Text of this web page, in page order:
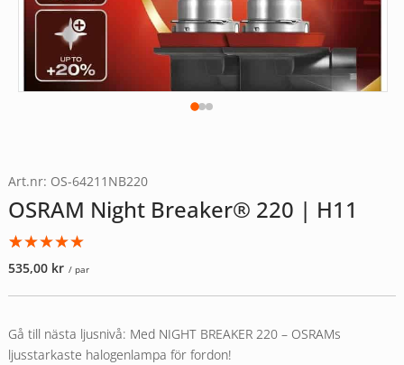
Art.nr: OS-64211NB220
OSRAM Night Breaker® 220 | H11
Betygsatt
baserat på
1
535,00 kr / par
Gå till nästa ljusnivå: Med NIGHT BREAKER 220 – OSRAMs
ljusstarkaste halogenlampa för fordon!